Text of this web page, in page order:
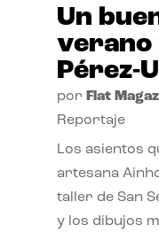
Un
verano
Pérez-
por Flat
Reportaje
Los asientos
artesana
taller de San
y los dibujos